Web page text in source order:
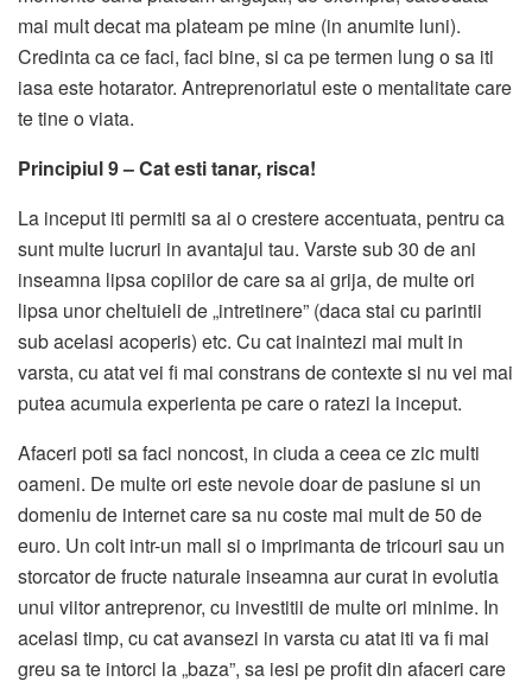
mai mult decat ma plateam pe mine (in anumite luni).
Credinta ca ce faci, faci bine, si ca pe termen lung o sa iti
iasa este hotarator. Antreprenoriatul este o mentalitate care
te tine o viata.
Principiul 9 – Cat esti tanar, risca!
La inceput iti permiti sa ai o crestere accentuata, pentru ca
sunt multe lucruri in avantajul tau. Varste sub 30 de ani
inseamna lipsa copiilor de care sa ai grija, de multe ori
lipsa unor cheltuieli de „intretinere” (daca stai cu parintii
sub acelasi acoperis) etc. Cu cat inaintezi mai mult in
varsta, cu atat vei fi mai constrans de contexte si nu vei mai
putea acumula experienta pe care o ratezi la inceput.
Afaceri poti sa faci noncost, in ciuda a ceea ce zic multi
oameni. De multe ori este nevoie doar de pasiune si un
domeniu de internet care sa nu coste mai mult de 50 de
euro. Un colt intr-un mall si o imprimanta de tricouri sau un
storcator de fructe naturale inseamna aur curat in evolutia
unui viitor antreprenor, cu investitii de multe ori minime. In
acelasi timp, cu cat avansezi in varsta cu atat iti va fi mai
greu sa te intorci la „baza”, sa iesi pe profit din afaceri care